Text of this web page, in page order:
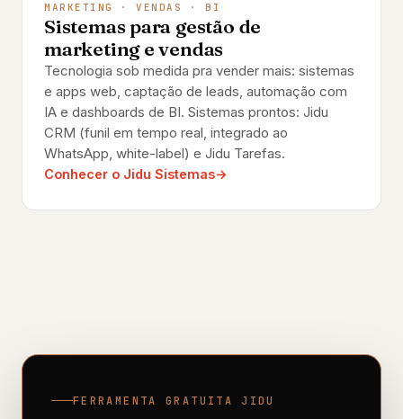
MARKETING · VENDAS · BI
Sistemas para gestão de
marketing e vendas
Tecnologia sob medida pra vender mais: sistemas
e apps web, captação de leads, automação com
IA e dashboards de BI. Sistemas prontos: Jidu
CRM (funil em tempo real, integrado ao
WhatsApp, white-label) e Jidu Tarefas.
Conhecer o Jidu Sistemas
FERRAMENTA GRATUITA JIDU